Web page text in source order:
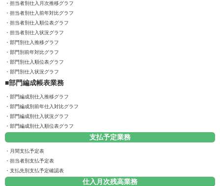
担当者別仕入月次推移グラフ
担当者別仕入前年対比グラフ
担当者別仕入順位表グラフ
担当者別仕入状況グラフ
部門別仕入推移グラフ
部門別前年対比グラフ
部門別仕入順位表グラフ
部門別仕入状況グラフ
部門編成帳表業務
部門編成別仕入推移グラフ
部門編成別前年仕入対比グラフ
部門編成別仕入状況グラフ
部門編成別仕入順位表グラフ
支払予定業務
月間支払予定表
担当者別支払予定表
支払先別支払予定確認表
仕入月次残高業務